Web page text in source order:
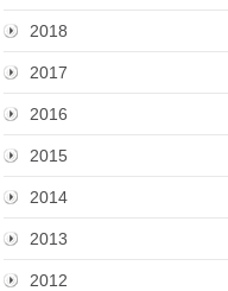
2018
2017
2016
2015
2014
2013
2012